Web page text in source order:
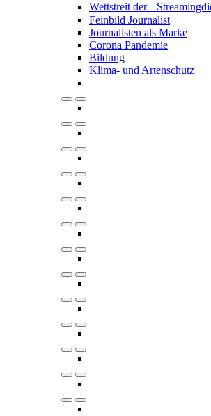
Wettstreit der
Feinbild Journalist
Journalisten als Marke
Corona Pandemie
Bildung
Klima- und Artenschutz